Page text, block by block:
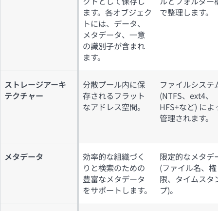
ます。各オブジェク
トには、データ、
メタデータ、一意
の識別子が含まれ
ます。
で整理します。
ストレージアーキ
テクチャー
分散プール内に保
存されるフラット
なアドレス空間。
ファイルシステ
(NTFS、ext4、
HFS+など) によ
管理されます。
メタデータ
効率的な組織づく
りと検索のための
豊富なメタデータ
をサポートします。
限定的なメタデ
(ファイル名、権
限、タイムスタ
プ)。